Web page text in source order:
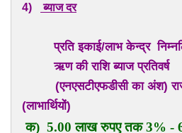
4) ब्याज दर
प्रति इकाई/लाभ केन्द्र
ऋण की राशि ब्याज प्रतिवर्ष
(एनएसटीएफडीसी का अंश) राज्य
(लाभार्थियों)
क) 5.00 लाख रुपए तक 3% -